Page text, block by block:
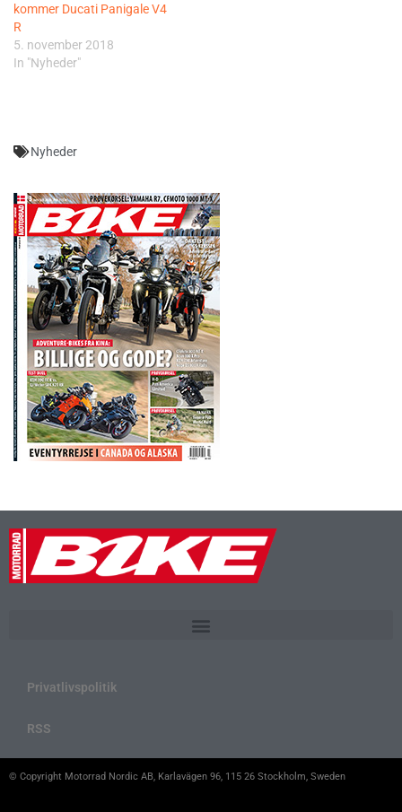
kommer Ducati Panigale V4
R
5. november 2018
In "Nyheder"
Nyheder
Privatlivspolitik
RSS
© Copyright Motorrad Nordic AB, Karlavägen 96, 115 26 Stockholm, Sweden